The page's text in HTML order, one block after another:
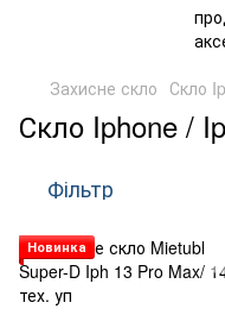
Захисне скло Скло
Скло Iphone /
Фільтр
Новинка